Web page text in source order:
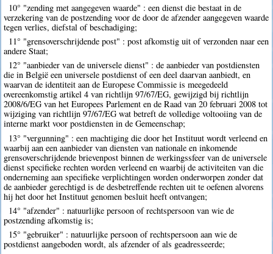
10° "zending met aangegeven waarde" : een dienst die bestaat in de
verzekering van de postzending voor de door de afzender aangegeven waarde
tegen verlies, diefstal of beschadiging;
11° "grensoverschrijdende post" : post afkomstig uit of verzonden naar een
andere Staat;
12° "aanbieder van de universele dienst" : de aanbieder van postdiensten
die in België een universele postdienst of een deel daarvan aanbiedt, en
waarvan de identiteit aan de Europese Commissie is meegedeeld
overeenkomstig artikel 4 van richtlijn 97/67/EG, gewijzigd bij richtlijn
2008/6/EG van het Europees Parlement en de Raad van 20 februari 2008 tot
wijziging van richtlijn 97/67/EG wat betreft de volledige voltooiing van de
interne markt voor postdiensten in de Gemeenschap;
13° "vergunning" : een machtiging die door het Instituut wordt verleend en
waarbij aan een aanbieder van diensten van nationale en inkomende
grensoverschrijdende brievenpost binnen de werkingssfeer van de universele
dienst specifieke rechten worden verleend en waarbij de activiteiten van die
onderneming aan specifieke verplichtingen worden onderworpen zonder dat
de aanbieder gerechtigd is de desbetreffende rechten uit te oefenen alvorens
hij het door het Instituut genomen besluit heeft ontvangen;
14° "afzender" : natuurlijke persoon of rechtspersoon van wie de
postzending afkomstig is;
15° "gebruiker" : natuurlijke persoon of rechtspersoon aan wie de
postdienst aangeboden wordt, als afzender of als geadresseerde;